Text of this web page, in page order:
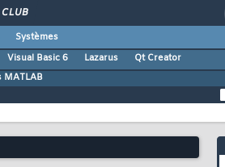
CLUB
Systèmes
Visual Basic 6 Lazarus
Qt Creator
MATLAB